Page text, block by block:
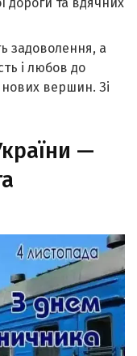
задоволення, а
і любов до
вершин. Зі
—